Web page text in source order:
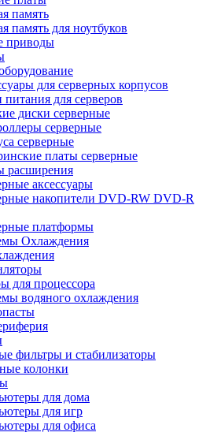
память
память для ноутбуков
приводы
для серверных корпусов
питания для серверов
диски серверные
серверные
серверные
платы серверные
расширения
аксессуары
накопители DVD-RW DVD-R
платформы
Охлаждения
для процессора
водяного охлаждения
фильтры и стабилизаторы
колонки
для дома
для игр
для офиса